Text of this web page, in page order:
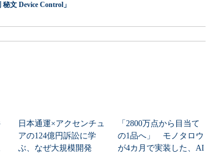
文 Device Control」
日本通運×アクセンチュ
アの124億円訴訟に学
ぶ、なぜ大規模開発
「2800万点から目当て
の1品へ」 モノタロウ
が4カ月で実装した、AI